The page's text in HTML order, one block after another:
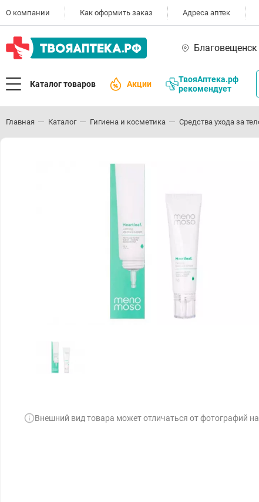
О компании Как оформить заказ Адреса аптек
Благовещенск
Каталог товаров Акции
ТвояАптека.рф
рекомендует
Главная Каталог Гигиена и косметика Средства ухода за
Внешний вид товара может отличаться от фотографий на